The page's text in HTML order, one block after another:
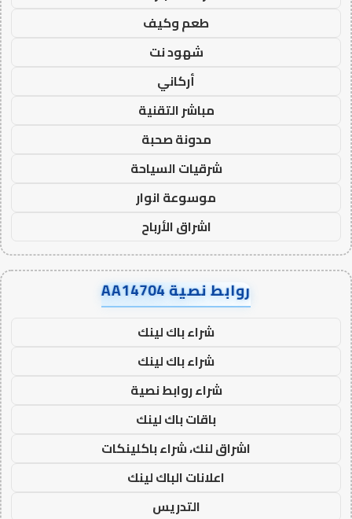
طعم وكيف
شهود نت
أركاني
مباشر التقنية
مدونة صحبة
شرقيات السياحة
موسوعة انوار
اشراق الأرباح
روابط نصية AA14704
شراء باك لينك
شراء باك لينك
شراء روابط نصية
باقات باك لينك
اشراق لنك، شراء باكلينكات
اعلانات الباك لينك
التدريس